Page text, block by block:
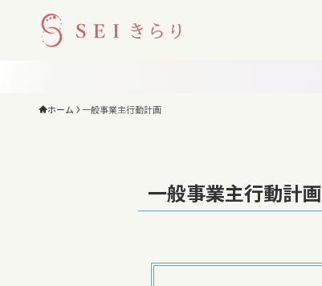
ホーム 一般事業主行動計画
一般事業主行動計画